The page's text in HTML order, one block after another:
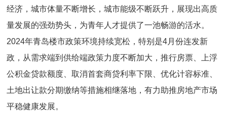
经济，城市体量不断增长，城市能级不断跃升，展现出高质
量发展的强劲势头，为青年人才提供了一池畅游的活水。
2024年青岛楼市政策环境持续宽松，特别是4月份连发新
政，从需求端到供给端政策力度不断加大，推行房票、上浮
公积金贷款额度、取消首套商贷利率下限、优化计容标准、
土地出让款分期缴纳等措施相继落地，有力助推房地产市场
平稳健康发展。